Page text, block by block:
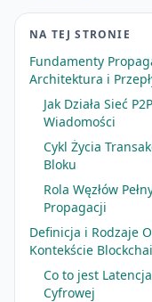
NA TEJ STRONIE
Fundamenty
Architektura i
Jak Działa Sieć
Wiadomości
Cykl Życia
Bloku
Rola Węzłów
Propagacji
Definicja i Rodzaje
Kontekście
Co to jest
Cyfrowej